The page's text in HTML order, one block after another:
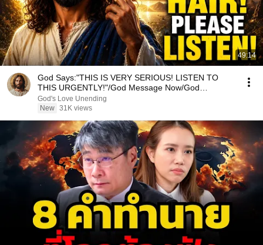
49:14
God Says:"THIS IS VERY SERIOUS! LISTEN TO
THIS URGENTLY!"/God Message Now/God
Message
God's Love Unending
New 31K views